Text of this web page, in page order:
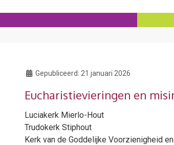
Gepubliceerd: 21 januari 2026
Eucharistievieringen en
Luciakerk Mierlo-Hout
Trudokerk Stiphout
Kerk van de Goddelijke Voorzienigheid